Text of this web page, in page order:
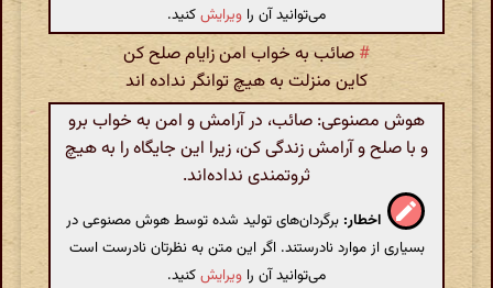
می‌توانید آن را ویرایشکنید.
#صائب به خواب امن زایام صلح کن
کاین منزلت به هیچ توانگر نداده اند
هوش مصنوعی: صائب، در آرامش و امن به خواب برو
و با صلح و آرامش زندگی کن، زیرا این جایگاه را به هیچ
ثروتمندی نداده‌اند.
اخطار: برگردان‌های تولید شده توسط هوش مصنوعی در
بسیاری از موارد نادرستند. اگر این متن به نظرتان نادرست است
می‌توانید آن را ویرایشکنید.